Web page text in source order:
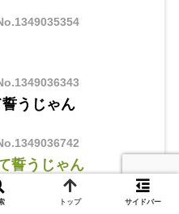
うじゃん
誓うじゃん
トップ サイドバー